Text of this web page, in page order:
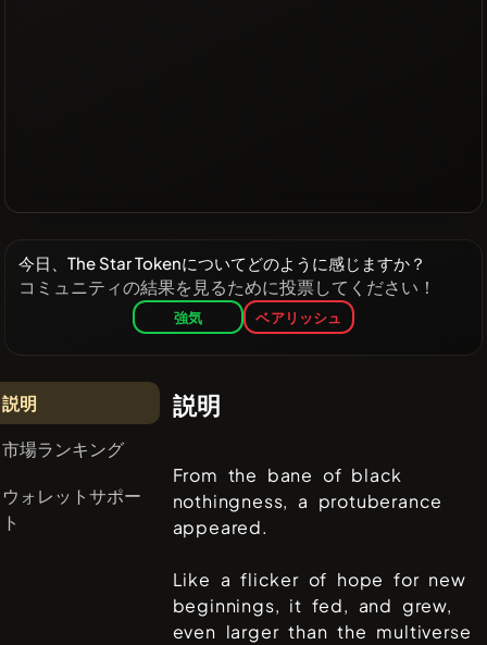
今日、The Star Tokenについてどのように感じますか？
コミュニティの結果を見るために投票してください！
強気 ベアリッシュ
説明
市場ランキング
ウォレットサポー
ト
説明
From the bane of black
nothingness, a protuberance
appeared.
Like a flicker of hope for new
beginnings, it fed, and grew,
even larger than the multiverse